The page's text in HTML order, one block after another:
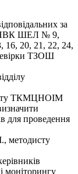
за
ШЕЛ № 9,
20, 21, 22, 24,
ТЗОШ
ТКМЦНОІМ
для проведення
методисту
моніторингу